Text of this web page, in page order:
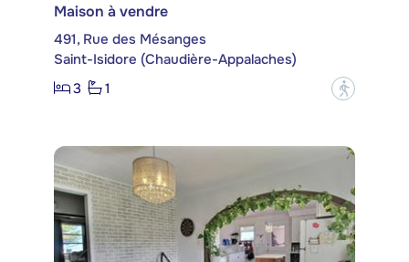
Maison à vendre
491, Rue des Mésanges
Saint-Isidore (Chaudière-Appalaches)
3
1 ?